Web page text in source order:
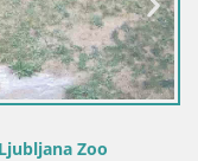
Spletna kamera